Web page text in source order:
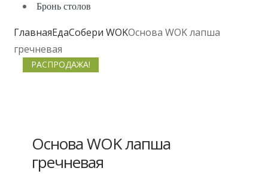
Бронь столов
ГлавнаяЕдаСобери WOKОснова WOK лапша
гречневая
РАСПРОДАЖА!
Основа WOK лапша
гречневая